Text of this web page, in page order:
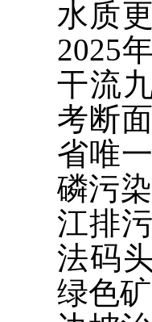
水质
2025
干流
考断
省唯
磷污
江排
法码
绿色